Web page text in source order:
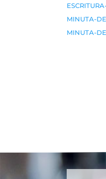
MINUTA-
MINUTA-